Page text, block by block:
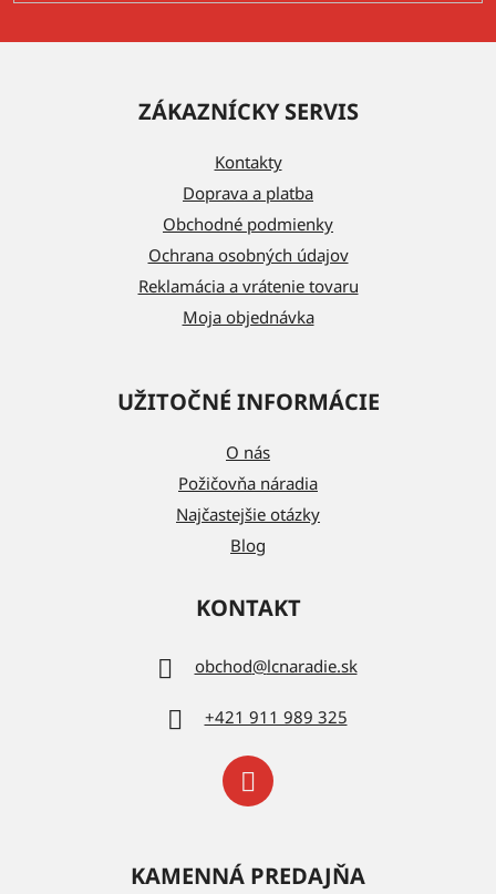
ZÁKAZNÍCKY SERVIS
Kontakty
Doprava a platba
Obchodné podmienky
Ochrana osobných údajov
Reklamácia a vrátenie tovaru
Moja objednávka
UŽITOČNÉ INFORMÁCIE
O nás
Požičovňa náradia
Najčastejšie otázky
Blog
KONTAKT
obchod@lcnaradie.sk
+421 911 989 325
KAMENNÁ PREDAJŇA